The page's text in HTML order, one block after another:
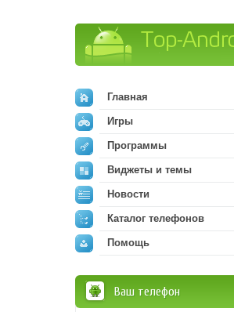
Главная
Игры
Программы
Виджеты и темы
Новости
Каталог телефонов
Помощь
Ваш телефон